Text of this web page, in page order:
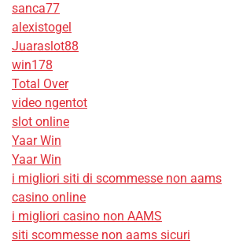
sanca77
alexistogel
Juaraslot88
win178
Total Over
video ngentot
slot online
Yaar Win
Yaar Win
i migliori siti di scommesse non aams
casino online
i migliori casino non AAMS
siti scommesse non aams sicuri